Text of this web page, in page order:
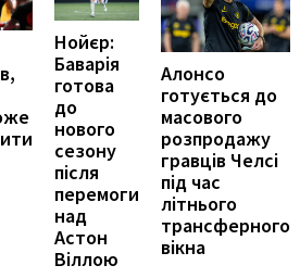
Нойєр:
Баварія
готова
до
нового
сезону
після
перемоги
над
Астон
Віллою
Алонсо
готується до
масового
розпродажу
гравців Челсі
під час
літнього
трансферного
вікна